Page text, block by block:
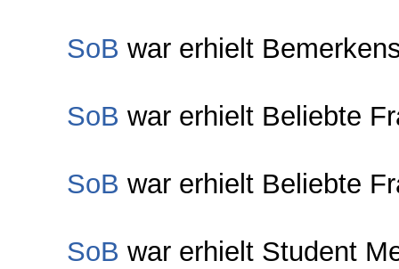
SoB war erhielt
SoB war erhielt Beliebte
SoB war erhielt Beliebte
SoB war erhielt Student